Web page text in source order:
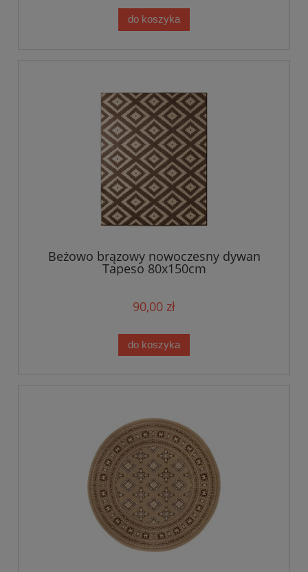
do koszyka
Beżowo brązowy nowoczesny dywan
Tapeso 80x150cm
90,00 zł
do koszyka